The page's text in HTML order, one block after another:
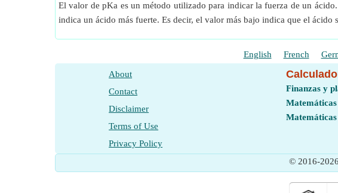
El valor de pKa es un método utilizado para indicar la fuerza de un
indica un ácido más fuerte. Es decir, el valor más bajo indica que el ácido
English French
About
Contact
Disclaimer
Terms of Use
Privacy Policy
Finanzas y
Matemáticas
© 2016-